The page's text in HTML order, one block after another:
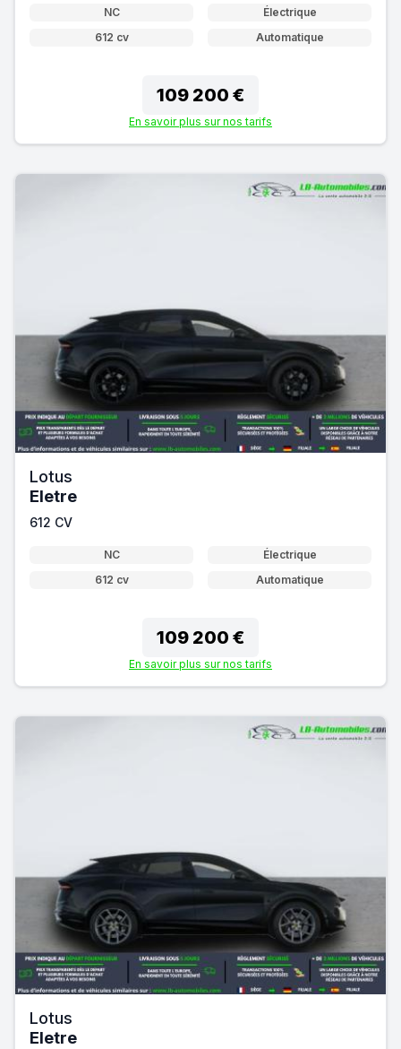
NC
Électrique
612 cv
Automatique
109 200 €
En savoir plus sur nos tarifs
Lotus
Eletre
612 CV
NC
Électrique
612 cv
Automatique
109 200 €
En savoir plus sur nos tarifs
Lotus
Eletre